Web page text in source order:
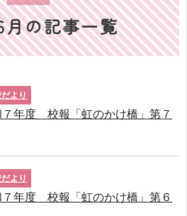
月の記事一覧
より
７年度 校報「虹のかけ橋」第７
より
７年度 校報「虹のかけ橋」第６